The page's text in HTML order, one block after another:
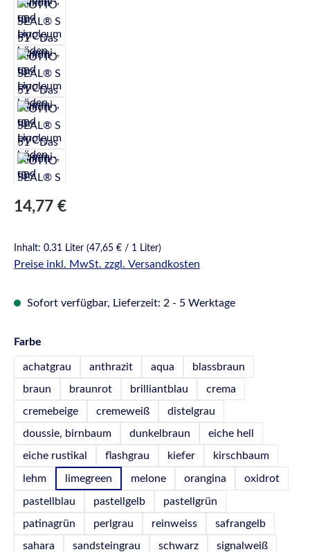
Regulärer Preis:
14,77 €
Inhalt: 0.31 Liter (47,65 € / 1 Liter)
Preise inkl. MwSt. zzgl. Versandkosten
Sofort verfügbar, Lieferzeit: 2 - 5 Werktage
Farbe
achatgrau anthrazit aqua
blassbraun
braun
braunrot brilliantblau
crema
cremebeige
cremeweiß
distelgrau
doussie, birnbaum
dunkelbraun
eiche hell
eiche rustikal
flashgrau kiefer kirschbaum
lehm limegreen melone orangina oxidrot
pastellblau pastellgelb
pastellgrün
patinagrün
perlgrau reinweiss
safrangelb
sahara
sandsteingrau schwarz
signalweiß